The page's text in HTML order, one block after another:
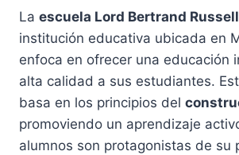
La escuela Lord Bertrand Russell
institución educativa ubicada en
enfoca en ofrecer una educación
alta calidad a sus estudiantes.
basa en los principios del
promoviendo un aprendizaje
alumnos son protagonistas de su